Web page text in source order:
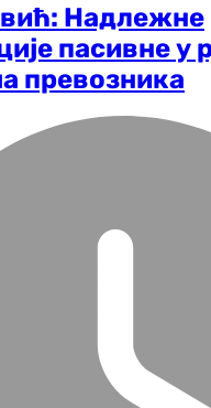
Надлежне
пасивне у
превозника